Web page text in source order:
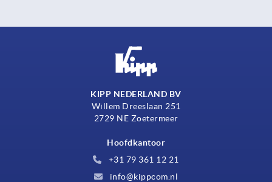
KIPP NEDERLAND BV
Willem Dreeslaan 251
2729 NE Zoetermeer
Hoofdkantoor
+31 79 361 12 21
info@kippcom.nl